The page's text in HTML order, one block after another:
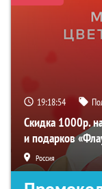
19:18:53
Скидка 1000р.
и подарков
Россия